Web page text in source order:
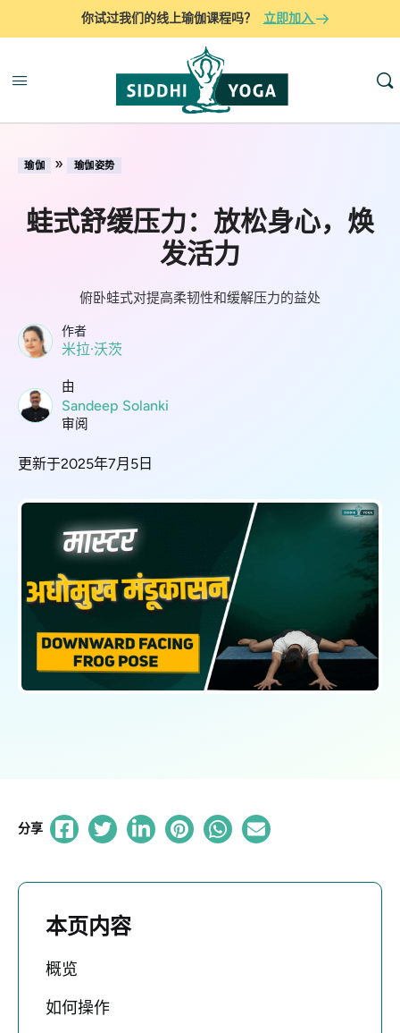
你试过我们的线上瑜伽课程吗？ 立即加入
瑜伽 » 瑜伽姿势
蛙式舒缓压力：放松身心，焕
发活力
俯卧蛙式对提高柔韧性和缓解压力的益处
作者
米拉·沃茨
由
Sandeep Solanki
审阅
更新于2025年7月5日
分享
本页内容
概览
如何操作